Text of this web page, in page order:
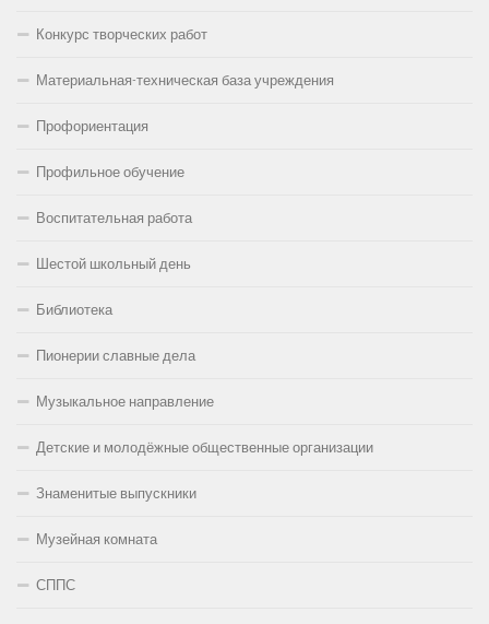
Конкурс творческих работ
Материальная-техническая база учреждения
Профориентация
Профильное обучение
Воспитательная работа
Шестой школьный день
Библиотека
Пионерии славные дела
Музыкальное направление
Детские и молодёжные общественные организации
Знаменитые выпускники
Музейная комната
СППС